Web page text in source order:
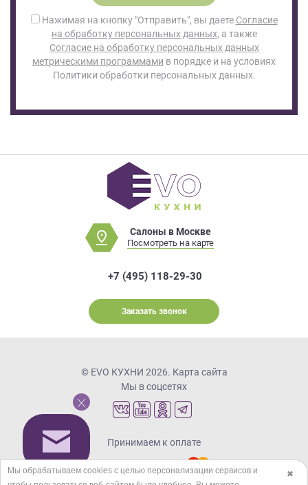
Нажимая на кнопку "Отправить", вы даете Согласие
на обработку персональных данных, а также
Согласие на обработку персональных данных
метрическими программами в порядке и на условиях
Политики обработки персональных данных.
Салоны в Москве
Посмотреть на карте
+7 (495) 118-29-30
Заказать звонок
© EVO КУХНИ 2026. Карта сайта
Мы в соцсетях
Принимаем к оплате
✖
Мы обрабатываем cookies с целью персонализации сервисов и